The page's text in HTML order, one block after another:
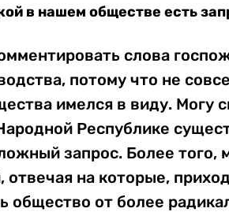
в нашем обществе есть
слова
потому что не
имелся в виду. Могу
Республике
запрос. Более того,
отвечая на которые,
общество от более